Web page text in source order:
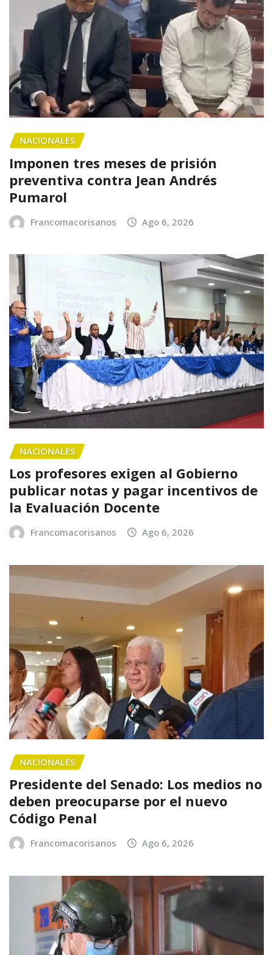
NACIONALES
Imponen tres meses de prisión
preventiva contra Jean Andrés
Pumarol
Francomacorisanos Ago 6, 2026
NACIONALES
Los profesores exigen al Gobierno
publicar notas y pagar incentivos de
la Evaluación Docente
Francomacorisanos Ago 6, 2026
NACIONALES
Presidente del Senado: Los medios no
deben preocuparse por el nuevo
Código Penal
Francomacorisanos Ago 6, 2026